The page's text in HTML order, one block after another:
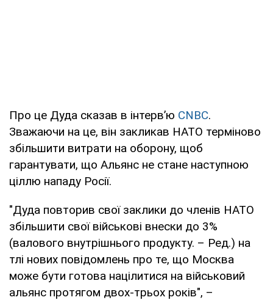
Про це Дуда сказав в інтервʼю CNBC.
Зважаючи на це, він закликав НАТО терміново
збільшити витрати на оборону, щоб
гарантувати, що Альянс не стане наступною
ціллю нападу Росії.
"Дуда повторив свої заклики до членів НАТО
збільшити свої військові внески до 3%
(валового внутрішнього продукту. – Ред.) на
тлі нових повідомлень про те, що Москва
може бути готова націлитися на військовий
альянс протягом двох-трьох років", –